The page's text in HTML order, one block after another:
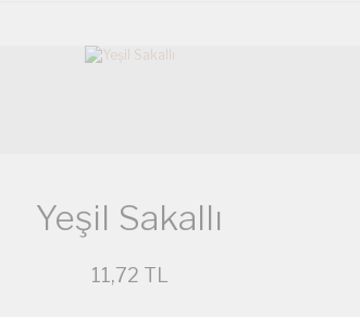
Yeşil Sakallı
11,72 TL